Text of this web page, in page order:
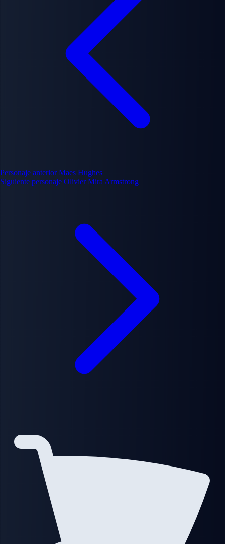
Personaje anterior Maes Hughes
Siguiente personaje Olivier Mira Armstrong